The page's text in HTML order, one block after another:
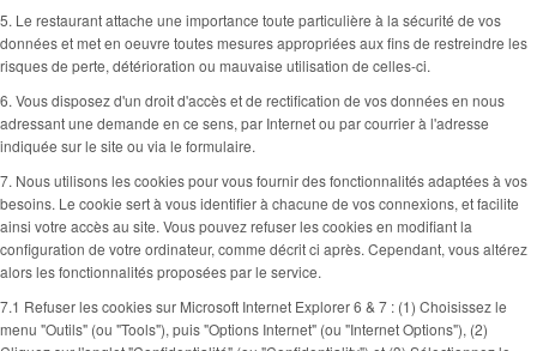
5. Le restaurant attache une importance toute particulière à la sécurité de vos
données et met en oeuvre toutes mesures appropriées aux fins de restreindre les
risques de perte, détérioration ou mauvaise utilisation de celles-ci.
6. Vous disposez d'un droit d'accès et de rectification de vos données en nous
adressant une demande en ce sens, par Internet ou par courrier à l'adresse
indiquée sur le site ou via le formulaire.
7. Nous utilisons les cookies pour vous fournir des fonctionnalités adaptées à vos
besoins. Le cookie sert à vous identifier à chacune de vos connexions, et facilite
ainsi votre accès au site. Vous pouvez refuser les cookies en modifiant la
configuration de votre ordinateur, comme décrit ci après. Cependant, vous altérez
alors les fonctionnalités proposées par le service.
7.1 Refuser les cookies sur Microsoft Internet Explorer 6 & 7 : (1) Choisissez le
menu "Outils" (ou "Tools"), puis "Options Internet" (ou "Internet Options"), (2)